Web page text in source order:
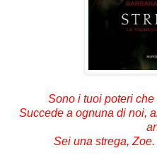
Sono i tuoi poteri
Succede a ognuna di noi,
Sei una strega,